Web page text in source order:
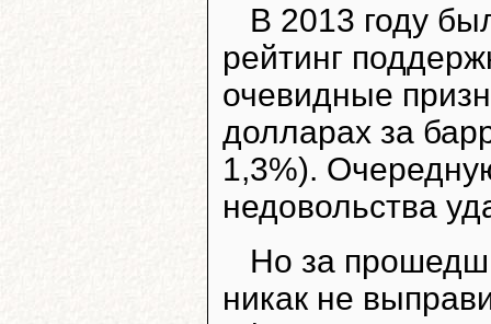
В 2013 году
рейтинг
очевидные
долларах за
1,3%).
недовольства
Но за
никак не